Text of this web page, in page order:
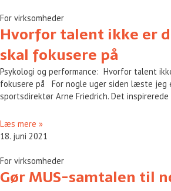
For virksomheder
Hvorfor talent ikke er
skal fokusere på
Psykologi og performance: Hvorfor talent
fokusere på For nogle uger siden læste jeg
sportsdirektør Arne Friedrich. Det inspirerede
Læs mere »
18. juni 2021
For virksomheder
Gør MUS-samtalen til